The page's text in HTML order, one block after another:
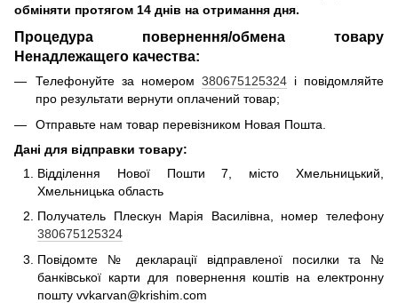
обміняти протягом 14 днів на отримання дня.
Процедура повернення/обмена товару
Ненадлежащего качества:
Телефонуйте за номером 380675125324 і повідомляйте
про результати вернути оплачений товар;
Отправьте нам товар перевізником Новая Пошта.
Дані для відправки товару:
Відділення Нової Пошти 7, місто Хмельницький,
Хмельницька область
Получатель Плескун Марія Василівна, номер телефону
380675125324
Повідомте № декларації відправленої посилки та №
банківської карти для повернення коштів на електронну
пошту vvkarvan@krishim.com